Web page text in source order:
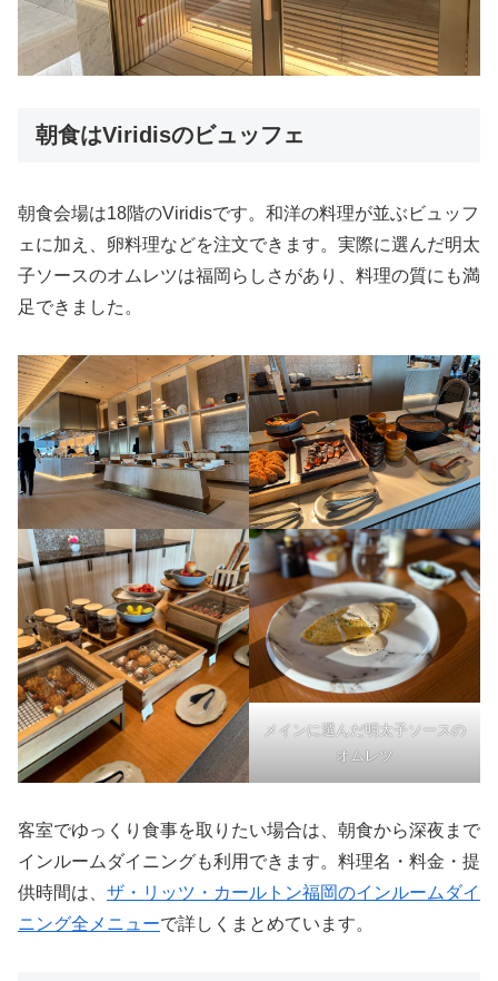
朝食はViridisのビュッフェ
朝食会場は18階のViridisです。和洋の料理が並ぶビュッフ
ェに加え、卵料理などを注文できます。実際に選んだ明太
子ソースのオムレツは福岡らしさがあり、料理の質にも満
足できました。
メインに選んだ明太子ソースの
オムレツ
客室でゆっくり食事を取りたい場合は、朝食から深夜まで
インルームダイニングも利用できます。料理名・料金・提
供時間は、 ザ・リッツ・カールトン福岡のインルームダイ
ニング全メニューで詳しくまとめています。